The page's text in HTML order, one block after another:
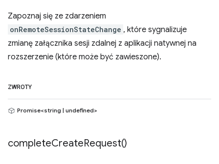
Zapoznaj się ze zdarzeniem
onRemoteSessionStateChange , które sygnalizuje
zmianę załącznika sesji zdalnej z aplikacji natywnej na
rozszerzenie (które może być zawieszone).
ZWROTY
Promise<string | undefined>
completeCreateRequest()